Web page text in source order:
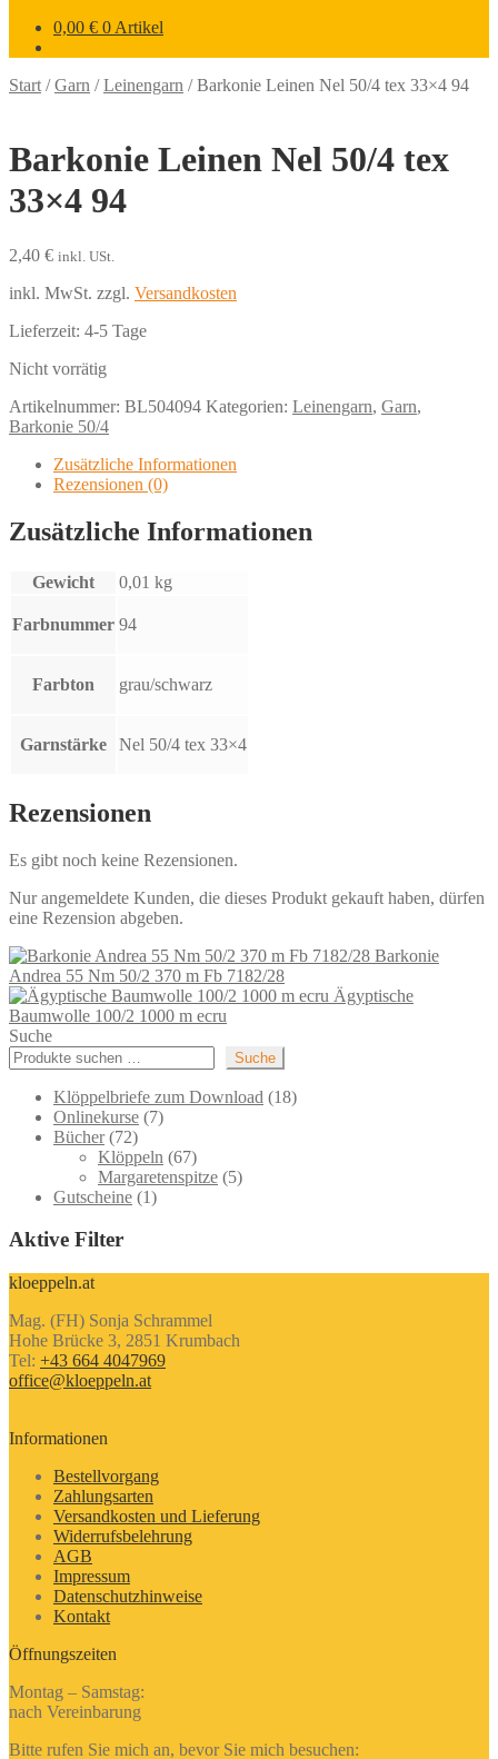
0,00 € 0 Artikel
Start /Garn /Leinengarn /Barkonie Leinen Nel 50/4 tex 33×4 94
Barkonie Leinen Nel 50/4 tex
33×4 94
2,40 € inkl. USt.
inkl. MwSt. zzgl. Versandkosten
Lieferzeit: 4-5 Tage
Nicht vorrätig
Artikelnummer: BL504094 Kategorien: Leinengarn, Garn,
Barkonie 50/4
Zusätzliche Informationen
Rezensionen (0)
Zusätzliche Informationen
Gewicht 0,01 kg
Farbnummer 94
Farbton grau/schwarz
Garnstärke Nel 50/4 tex 33×4
Rezensionen
Es gibt noch keine Rezensionen.
Nur angemeldete Kunden, die dieses Produkt gekauft haben, dürfen
eine Rezension abgeben.
Barkonie
Andrea 55 Nm 50/2 370 m Fb 7182/28
Ägyptische
Baumwolle 100/2 1000 m ecru
Suche
Suche
Klöppelbriefe zum Download 1818
Onlinekurse 77
Bücher 7272
Produkte
Klöppeln 6767
Produkte
Margaretenspitze 55
Gutscheine 11
Aktive Filter
kloeppeln.at
Mag. (FH) Sonja Schrammel
Hohe Brücke 3, 2851 Krumbach
Tel: +43 664 4047969
office@kloeppeln.at
Informationen
Bestellvorgang
Zahlungsarten
Versandkosten und Lieferung
Widerrufsbelehrung
AGB
Impressum
Datenschutzhinweise
Kontakt
Öffnungszeiten
Montag – Samstag:
nach Vereinbarung
Bitte rufen Sie mich an, bevor Sie mich besuchen: